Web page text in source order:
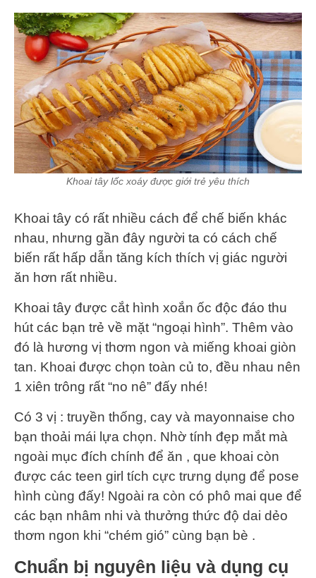
Khoai tây lốc xoáy được giới trẻ yêu thích
Khoai tây có rất nhiều cách để chế biến khác
nhau, nhưng gần đây người ta có cách chế
biến rất hấp dẫn tăng kích thích vị giác người
ăn hơn rất nhiều.
Khoai tây được cắt hình xoắn ốc độc đáo thu
hút các bạn trẻ về mặt “ngoại hình”. Thêm vào
đó là hương vị thơm ngon và miếng khoai giòn
tan. Khoai được chọn toàn củ to, đều nhau nên
1 xiên trông rất “no nê” đấy nhé!
Có 3 vị : truyền thống, cay và mayonnaise cho
bạn thoải mái lựa chọn. Nhờ tính đẹp mắt mà
ngoài mục đích chính để ăn , que khoai còn
được các teen girl tích cực trưng dụng để pose
hình cùng đấy! Ngoài ra còn có phô mai que để
các bạn nhâm nhi và thưởng thức độ dai dẻo
thơm ngon khi “chém gió” cùng bạn bè .
Chuẩn bị nguyên liệu và dụng cụ